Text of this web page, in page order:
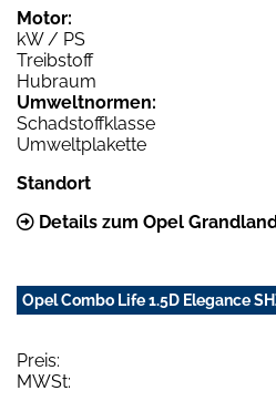
Motor:
kW / PS
Treibstoff
Hubraum
Umweltnormen:
Schadstoffklasse
Umweltplakette
Standort
Details zum Opel
Opel Combo Life 1.5D Elegance
Preis:
MWSt: